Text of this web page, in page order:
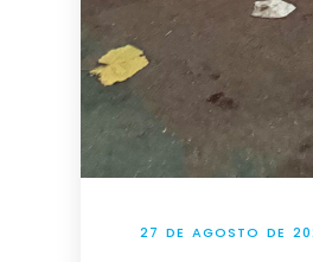
27 DE AGOSTO DE